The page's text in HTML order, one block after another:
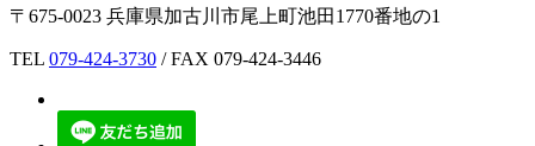
〒675-0023 兵庫県加古川市尾上町池田1770番地の1
TEL 079-424-3730 / FAX 079-424-3446